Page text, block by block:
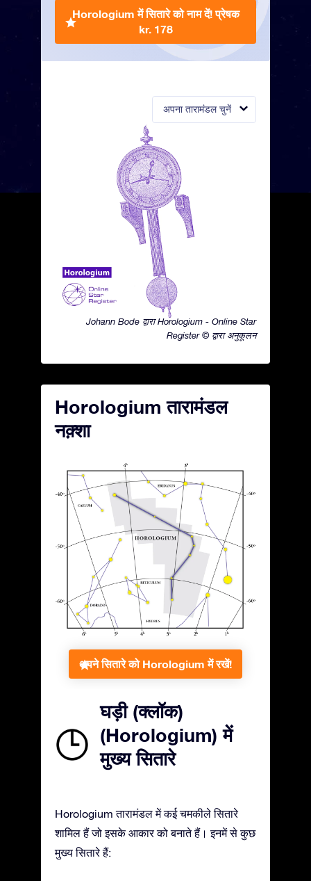
अपना तारामंडल चुनें
Johann Bode द्वारा Horologium - Online Star
Register © द्वारा अनुकूलन
Horologium में सितारे को नाम दें!प्रेषक
kr. 178
Horologium तारामंडल
नक़्शा
अपने सितारे को Horologium में रखें!
घड़ी (क्लॉक)
(Horologium) में
मुख्य सितारे
Horologium तारामंडल में कई चमकीले सितारे
शामिल हैं जो इसके आकार को बनाते हैं। इनमें से कुछ
मुख्य सितारे हैं: